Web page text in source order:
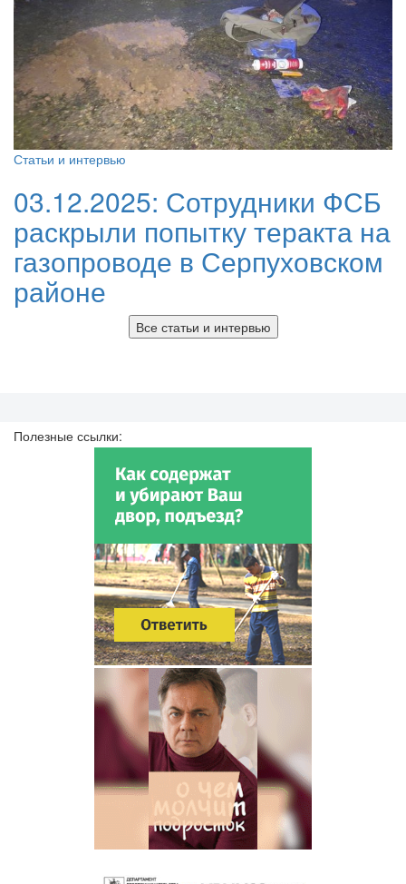
Статьи и интервью
03.12.2025: Сотрудники ФСБ
раскрыли попытку теракта на
газопроводе в Серпуховском
районе
Все статьи и интервью
Полезные ссылки: